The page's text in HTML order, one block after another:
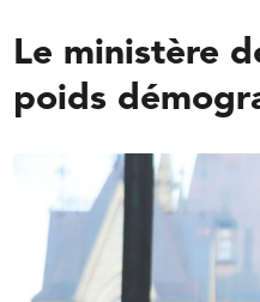
Le ministère
poids